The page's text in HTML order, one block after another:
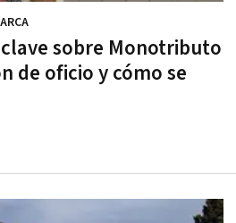
sobre Monotributo
de oficio y cómo se